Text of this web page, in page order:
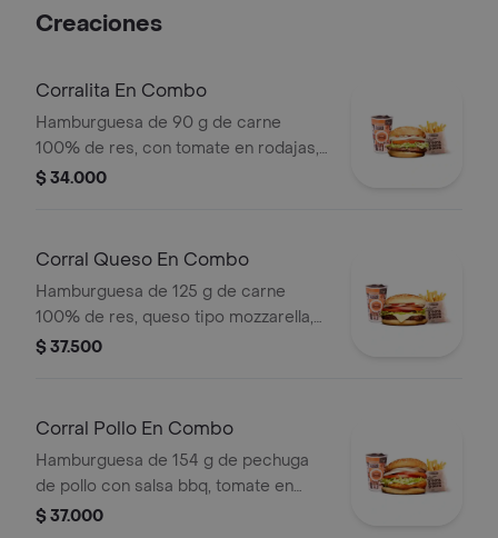
tiempo de entrega.
Creaciones
Corralita En Combo
Hamburguesa de 90 g de carne
100% de res, con tomate en rodajas,
cebolla en rodajas, lechuga, salsa
pet
$ 34.000
Corral Queso En Combo
Hamburguesa de 125 g de carne
100% de res, queso tipo mozzarella,
tomate en rodajas, cebolla en rodajas,
$ 37.500
Corral Pollo En Combo
Hamburguesa de 154 g de pechuga
de pollo con salsa bbq, tomate en
rodajas, cebolla en rodajas, lechuga y
$ 37.000